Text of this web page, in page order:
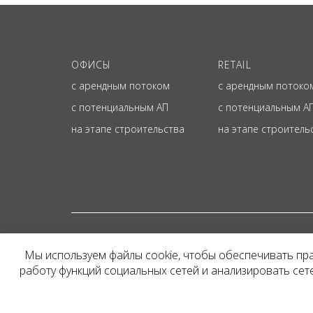
ОФИСЫ
с арендным потоком
с потенциальным АП
на этапе строительства
RETAIL
с арендным
с потенциальным
на этапе
Представленная на
и не является
Мы используем файлы cookie, чтобы обеспечивать
работу функций социальных сетей и анализировать